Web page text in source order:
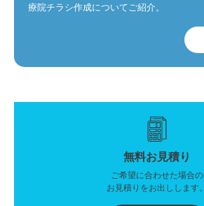
療院チラシ作成についてご紹介。
無料お見積り
ご希望に合わせた場合の
お見積りをお出しします。